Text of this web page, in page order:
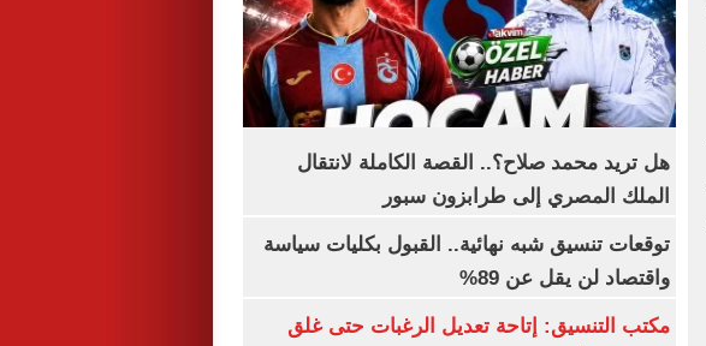
هل تريد محمد صلاح؟.. القصة الكاملة لانتقال
الملك المصري إلى طرابزون سبور
توقعات تنسيق شبه نهائية.. القبول بكليات سياسة
واقتصاد لن يقل عن 89%
مكتب التنسيق: إتاحة تعديل الرغبات حتى غلق